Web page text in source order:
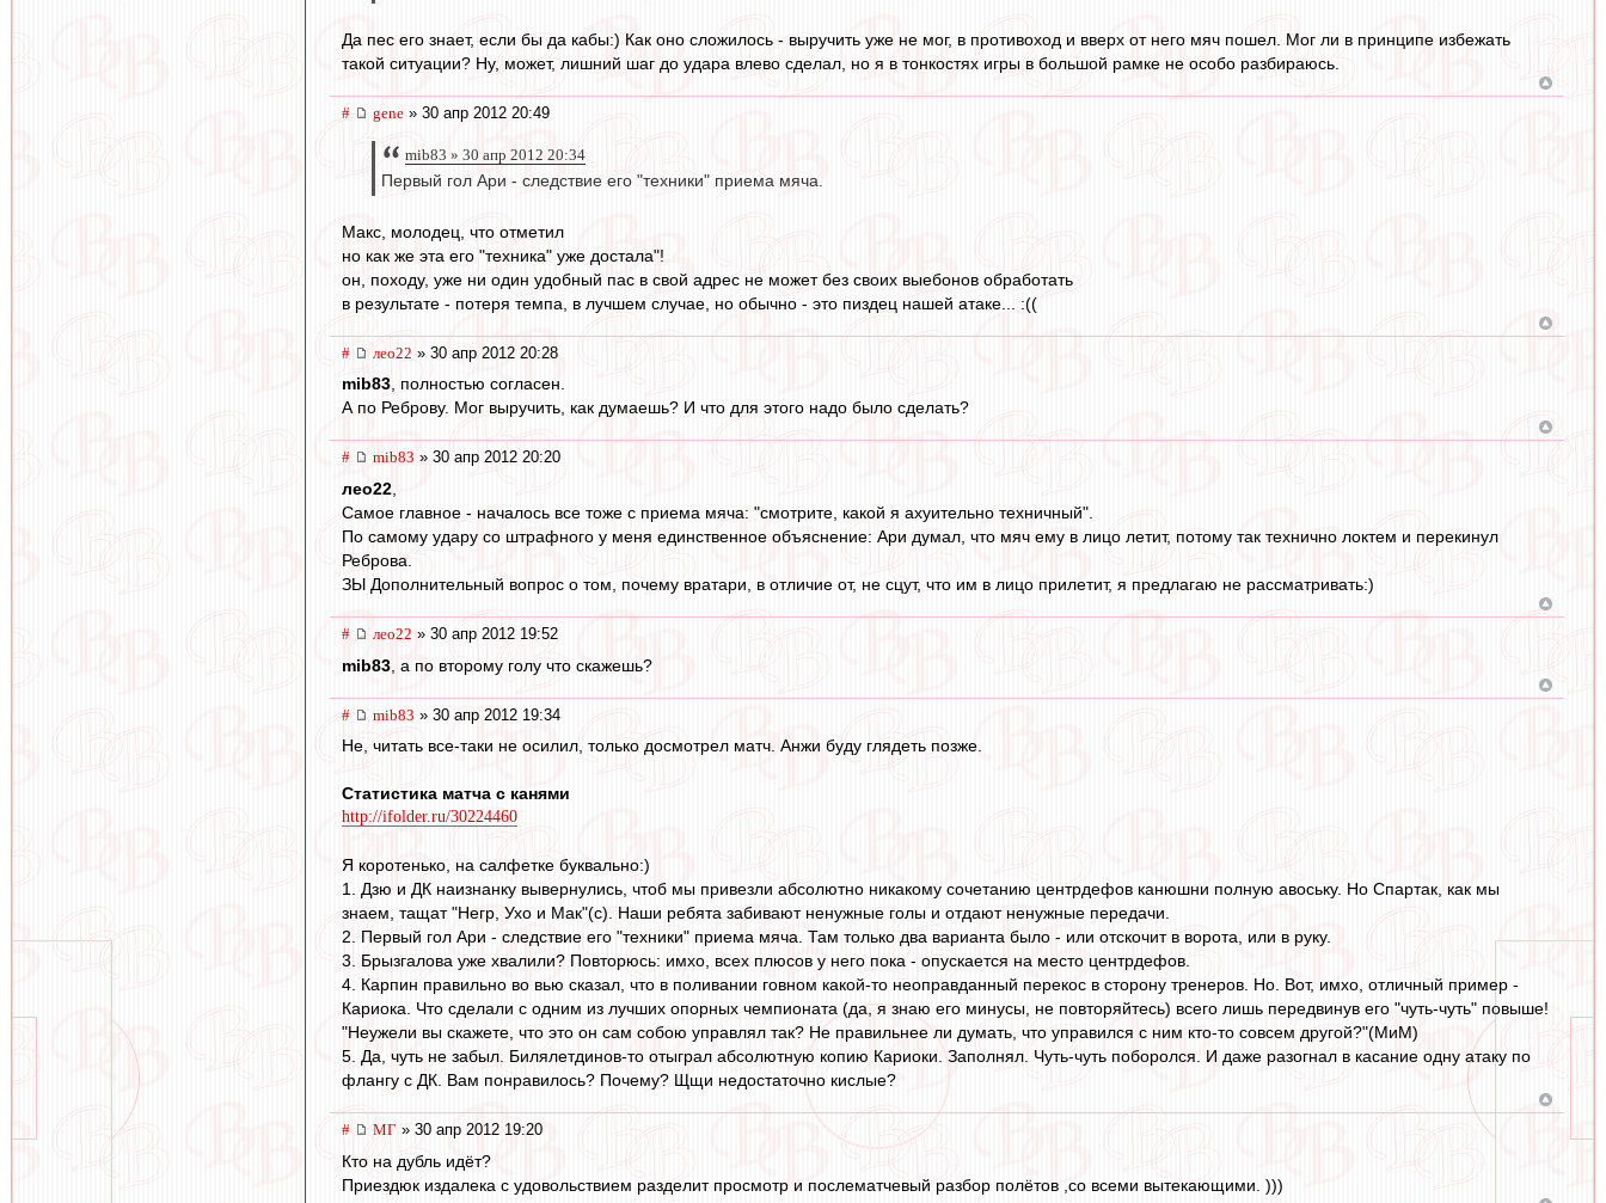
Да пес его знает, если бы да кабы:) Как оно сложилось - выручить уже не мог, в противоход и вверх от него мяч пошел. Мог ли в принципе избежать
такой ситуации? Ну, может, лишний шаг до удара влево сделал, но я в тонкостях игры в большой рамке не особо разбираюсь.
# gene » 30 апр 2012 20:49
mib83 » 30 апр 2012 20:34
Первый гол Ари - следствие его "техники" приема мяча.
Макс, молодец, что отметил
но как же эта его "техника" уже достала"!
он, походу, уже ни один удобный пас в свой адрес не может без своих выебонов обработать
в результате - потеря темпа, в лучшем случае, но обычно - это пиздец нашей атаке... :((
# лео22 » 30 апр 2012 20:28
mib83, полностью согласен.
А по Реброву. Мог выручить, как думаешь? И что для этого надо было сделать?
# mib83 » 30 апр 2012 20:20
лео22
Самое главное - началось все тоже с приема мяча: "смотрите, какой я ахуительно техничный".
По самому удару со штрафного у меня единственное объяснение: Ари думал, что мяч ему в лицо летит, потому так технично локтем и перекинул
Реброва.
ЗЫ Дополнительный вопрос о том, почему вратари, в отличие от, не сцут, что им в лицо прилетит, я предлагаю не рассматривать:)
# лео22 » 30 апр 2012 19:52
mib83 , а по второму голу что скажешь?
# mib83 » 30 апр 2012 19:34
Не, читать все-таки не осилил, только досмотрел матч. Анжи буду глядеть позже.
Статистика матча с канями
http://ifolder.ru/30224460
Я коротенько, на салфетке буквально:)
1. Дзю и ДК наизнанку вывернулись, чтоб мы привезли абсолютно никакому сочетанию центрдефов канюшни полную авоську. Но Спартак, как мы
знаем, тащат "Негр, Ухо и Мак"(с). Наши ребята забивают ненужные голы и отдают ненужные передачи.
2. Первый гол Ари - следствие его "техники" приема мяча. Там только два варианта было - или отскочит в ворота, или в руку.
3. Брызгалова уже хвалили? Повторюсь: имхо, всех плюсов у него пока - опускается на место центрдефов.
4. Карпин правильно во вью сказал, что в поливании говном какой-то неоправданный перекос в сторону тренеров. Но. Вот, имхо, отличный пример -
Кариока. Что сделали с одним из лучших опорных чемпионата (да, я знаю его минусы, не повторяйтесь) всего лишь передвинув его "чуть-чуть" повыше!
"Неужели вы скажете, что это он сам собою управлял так? Не правильнее ли думать, что управился с ним кто-то совсем другой?"(МиМ)
5. Да, чуть не забыл. Билялетдинов-то отыграл абсолютную копию Кариоки. Заполнял. Чуть-чуть поборолся. И даже разогнал в касание одну атаку по
флангу с ДК. Вам понравилось? Почему? Щщи недостаточно кислые?
# МГ » 30 апр 2012 19:20
Кто на дубль идёт?
Приездюк издалека с удовольствием разделит просмотр и послематчевый разбор полётов ,со всеми вытекающими. )))